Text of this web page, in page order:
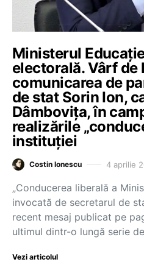
Ministerul
electorală. Vârf de
comunicarea de
de stat Sorin Ion,
Dâmbovița, în
realizările
instituției
Costin Ionescu 4 aprilie
„Conducerea liberală a
invocată de secretarul de
recent mesaj publicat pe
ultimul dintr-o lungă serie
Vezi articolul